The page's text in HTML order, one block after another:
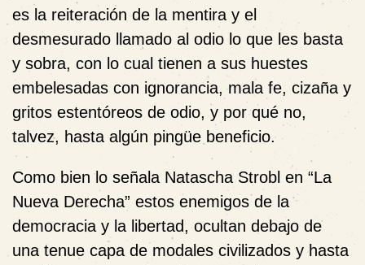
es la reiteración de la mentira y el
desmesurado llamado al odio lo que les basta
y sobra, con lo cual tienen a sus huestes
embelesadas con ignorancia, mala fe, cizaña y
gritos estentóreos de odio, y por qué no,
talvez, hasta algún pingüe beneficio.
Como bien lo señala Natascha Strobl en “La
Nueva Derecha” estos enemigos de la
democracia y la libertad, ocultan debajo de
una tenue capa de modales civilizados y hasta